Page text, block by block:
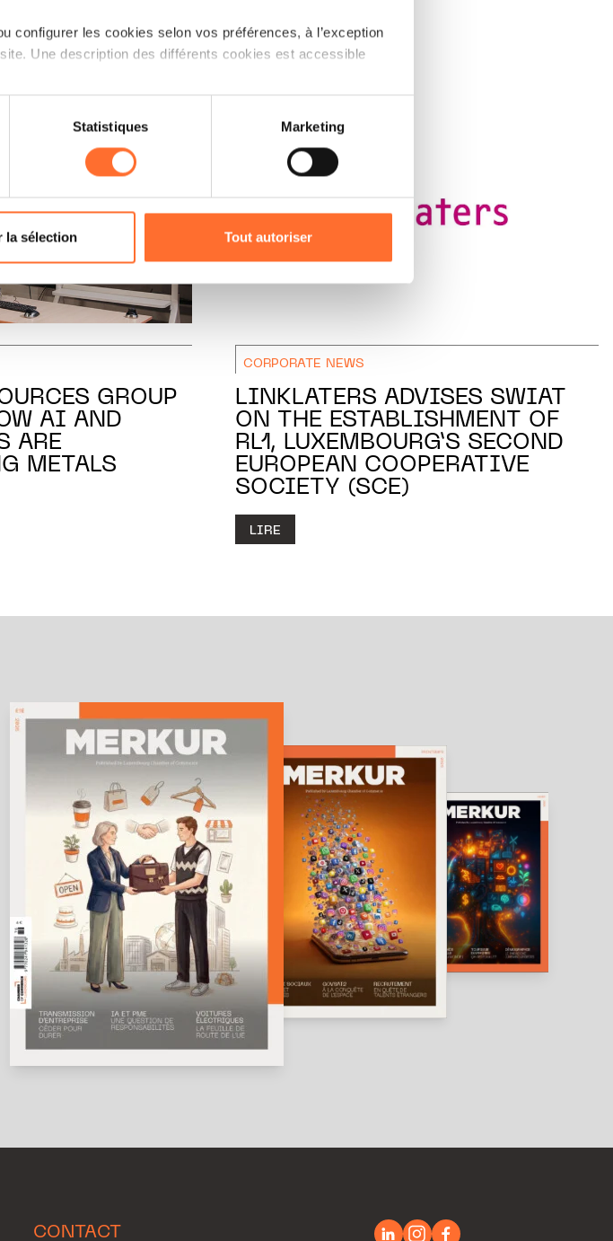
configurer les cookies selon vos préférences, à l’exception
Une description des différents cookies est accessible
(ex : lecture de vidéos, partage sur les réseaux
de l’affichage du site) peuvent être affectées en
lescookies et sommes amenés à traiter vos données
des cookieset notrePolitique de protection des données
Statistiques Marketing
la sélection Tout autoriser
GROUP
AI AND
ARE
METALS
CORPORATE NEWS
LINKLATERS ADVISES SWIAT
ON THE ESTABLISHMENT OF
RL1, LUXEMBOURG’S SECOND
EUROPEAN COOPERATIVE
SOCIETY (SCE)
LIRE
CONTACT